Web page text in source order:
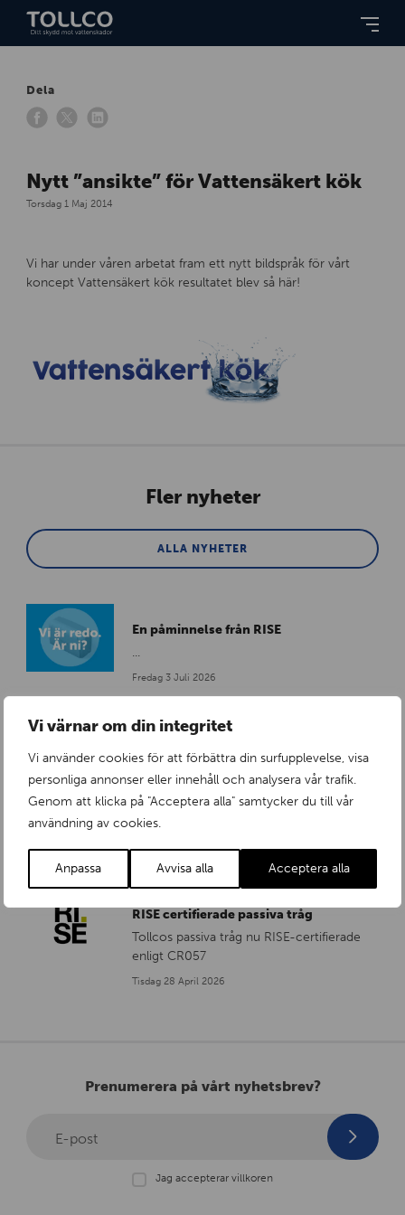
Vi värnar om din integritet
Vi använder cookies för att förbättra din surfupplevelse, visa
personliga annonser eller innehåll och analysera vår trafik.
Genom att klicka på "Acceptera alla" samtycker du till vår
användning av cookies.
Anpassa Avvisa alla Acceptera alla
Dela
Nytt ”ansikte” för Vattensäkert kök
Torsdag 1 Maj 2014
Vi har under våren arbetat fram ett nytt bildspråk för vårt
koncept Vattensäkert kök resultatet blev så här!
Fler nyheter
ALLA NYHETER
En påminnelse från RISE
Fredag 3 Juli 2026
RISE certifierade insatser
Tollcos passiva tråg nu RISE-certifierade
enligt CR057
Torsdag 28 Maj 2026
RISE certifierade passiva tråg
Tollcos passiva tråg nu RISE-certifierade
enligt CR057
Tisdag 28 April 2026
Prenumerera på vårt nyhetsbrev?
E-post
Jag accepterar villkoren